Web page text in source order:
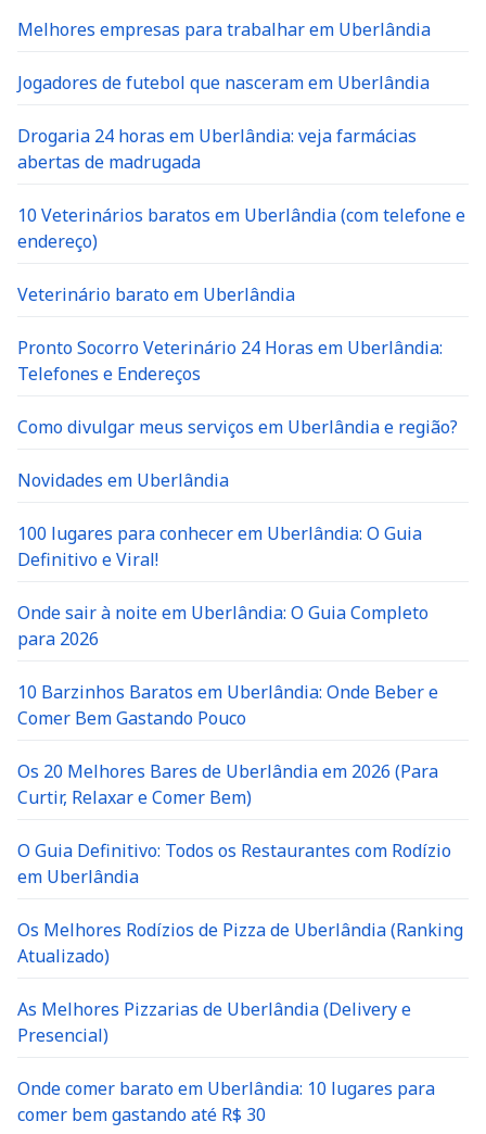
Melhores empresas para trabalhar em Uberlândia
Jogadores de futebol que nasceram em Uberlândia
Drogaria 24 horas em Uberlândia: veja farmácias
abertas de madrugada
10 Veterinários baratos em Uberlândia (com telefone e
endereço)
Veterinário barato em Uberlândia
Pronto Socorro Veterinário 24 Horas em Uberlândia:
Telefones e Endereços
Como divulgar meus serviços em Uberlândia e região?
Novidades em Uberlândia
100 lugares para conhecer em Uberlândia: O Guia
Definitivo e Viral!
Onde sair à noite em Uberlândia: O Guia Completo
para 2026
10 Barzinhos Baratos em Uberlândia: Onde Beber e
Comer Bem Gastando Pouco
Os 20 Melhores Bares de Uberlândia em 2026 (Para
Curtir, Relaxar e Comer Bem)
O Guia Definitivo: Todos os Restaurantes com Rodízio
em Uberlândia
Os Melhores Rodízios de Pizza de Uberlândia (Ranking
Atualizado)
As Melhores Pizzarias de Uberlândia (Delivery e
Presencial)
Onde comer barato em Uberlândia: 10 lugares para
comer bem gastando até R$ 30